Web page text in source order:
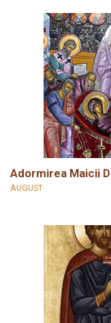
Adormirea Maicii
AUGUST